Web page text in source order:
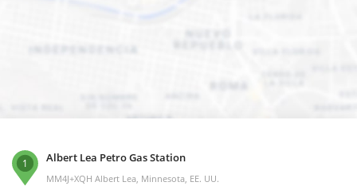
1 Albert Lea Petro Gas Station
MM4J+XQH Albert Lea, Minnesota, EE. UU.